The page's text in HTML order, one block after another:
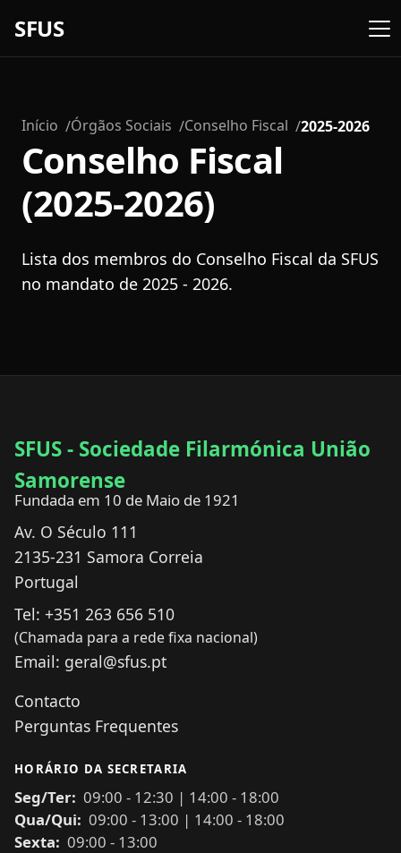
SFUS
Início Órgãos Sociais Conselho Fiscal 2025-2026
Conselho Fiscal
(2025-2026)
Lista dos membros do Conselho Fiscal da SFUS
no mandato de 2025 - 2026.
SFUS - Sociedade Filarmónica União
Samorense
Fundada em 10 de Maio de 1921
Av. O Século 111
2135-231 Samora Correia
Portugal
Tel: +351 263 656 510
(Chamada para a rede fixa nacional)
Email: geral@sfus.pt
Contacto
Perguntas Frequentes
HORÁRIO DA SECRETARIA
Seg/Ter: 09:00 - 12:30 | 14:00 - 18:00
Qua/Qui: 09:00 - 13:00 | 14:00 - 18:00
Sexta: 09:00 - 13:00